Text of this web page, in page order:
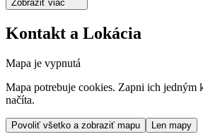
Zobraziť viac
Kontakt a Lokácia
Mapa je vypnutá
Mapa potrebuje cookies. Zapni ich jedným
načíta.
Povoliť všetko a zobraziť mapu Len mapy